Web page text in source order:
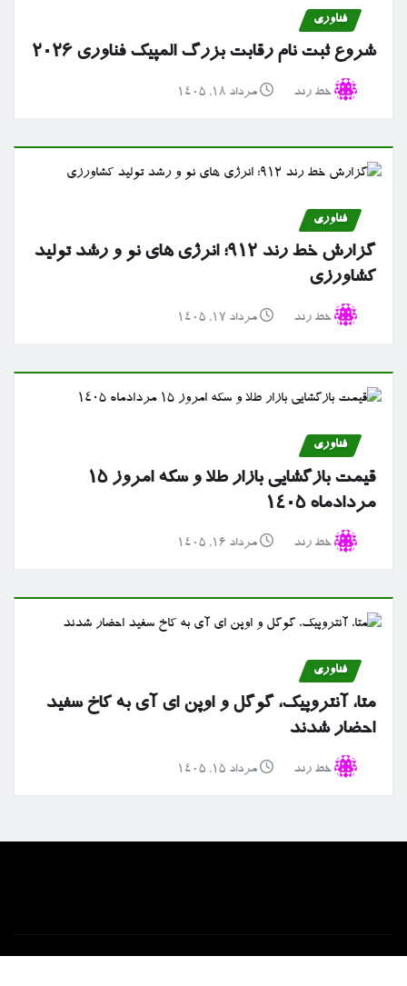
فناوری
شروع ثبت نام رقابت بزرگ المپیک فناوری ۲۰۲۶
خط رند مرداد ۱۸, ۱۴۰۵
فناوری
گزارش خط رند ۹۱۲؛ انرژی های نو و رشد تولید
کشاورزی
خط رند مرداد ۱۷, ۱۴۰۵
فناوری
قیمت بازگشایی بازار طلا و سکه امروز ۱۵
مردادماه ۱۴۰۵
خط رند مرداد ۱۶, ۱۴۰۵
فناوری
متا، آنتروپیک، گوگل و اوپن ای آی به کاخ سفید
احضار شدند
خط رند مرداد ۱۵, ۱۴۰۵